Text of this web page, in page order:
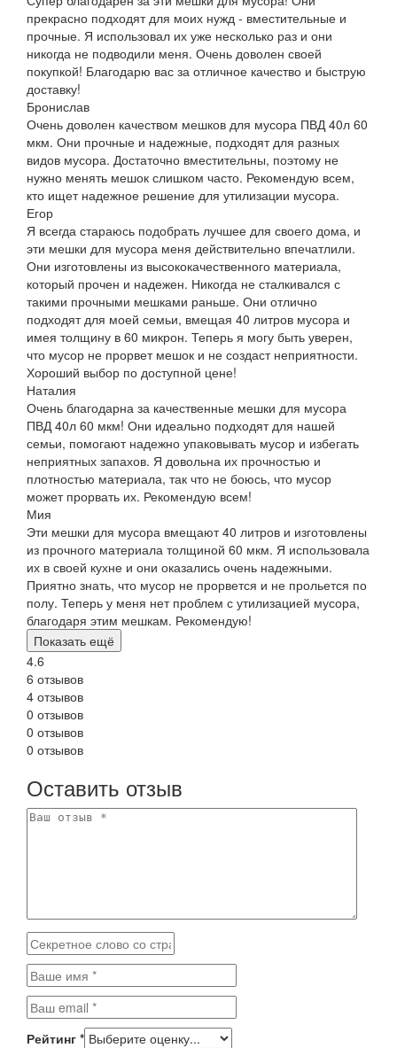
прекрасно подходят для моих нужд - вместительные и
прочные. Я использовал их уже несколько раз и они
никогда не подводили меня. Очень доволен своей
покупкой! Благодарю вас за отличное качество и быструю
доставку!
Бронислав
Очень доволен качеством мешков для мусора ПВД 40л 60
мкм. Они прочные и надежные, подходят для разных
видов мусора. Достаточно вместительны, поэтому не
нужно менять мешок слишком часто. Рекомендую всем,
кто ищет надежное решение для утилизации мусора.
Егор
Я всегда стараюсь подобрать лучшее для своего дома, и
эти мешки для мусора меня действительно впечатлили.
Они изготовлены из высококачественного материала,
который прочен и надежен. Никогда не сталкивался с
такими прочными мешками раньше. Они отлично
подходят для моей семьи, вмещая 40 литров мусора и
имея толщину в 60 микрон. Теперь я могу быть уверен,
что мусор не прорвет мешок и не создаст неприятности.
Хороший выбор по доступной цене!
Наталия
Очень благодарна за качественные мешки для мусора
ПВД 40л 60 мкм! Они идеально подходят для нашей
семьи, помогают надежно упаковывать мусор и избегать
неприятных запахов. Я довольна их прочностью и
плотностью материала, так что не боюсь, что мусор
может прорвать их. Рекомендую всем!
Мия
Эти мешки для мусора вмещают 40 литров и изготовлены
из прочного материала толщиной 60 мкм. Я использовала
их в своей кухне и они оказались очень надежными.
Приятно знать, что мусор не прорвется и не прольется по
полу. Теперь у меня нет проблем с утилизацией мусора,
благодаря этим мешкам. Рекомендую!
Показать ещё
4.6
6 отзывов
4 отзывов
0 отзывов
0 отзывов
0 отзывов
Оставить отзыв
Рейтинг *